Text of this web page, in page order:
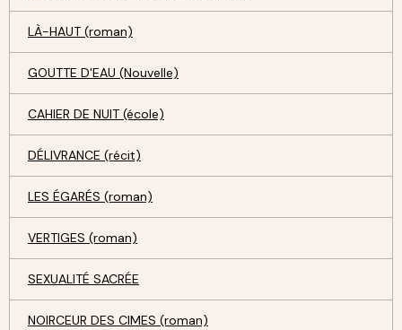
LÀ-HAUT (roman)
GOUTTE D'EAU (Nouvelle)
CAHIER DE NUIT (école)
DÉLIVRANCE (récit)
LES ÉGARÉS (roman)
VERTIGES (roman)
SEXUALITÉ SACRÉE
NOIRCEUR DES CIMES (roman)